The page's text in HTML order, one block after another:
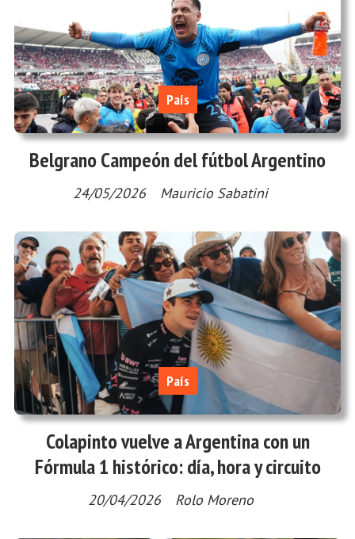
Belgrano Campeón del fútbol Argentino
Mauricio Sabatini
País
24/05/2026
Colapinto vuelve a Argentina con un
Fórmula 1 histórico: día, hora y circuito
Rolo Moreno
País
20/04/2026